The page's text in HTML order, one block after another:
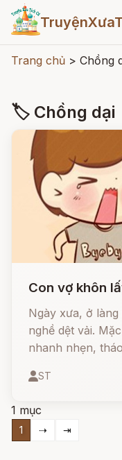
Trang chủ > Chồng
🏷 Chồng dại
Con vợ khôn
Ngày xưa, ở
nghề dệt vải. Mặc dù
nhanh nhẹn,
không làm được
ST
1 mục
1 ⇢ ⇥